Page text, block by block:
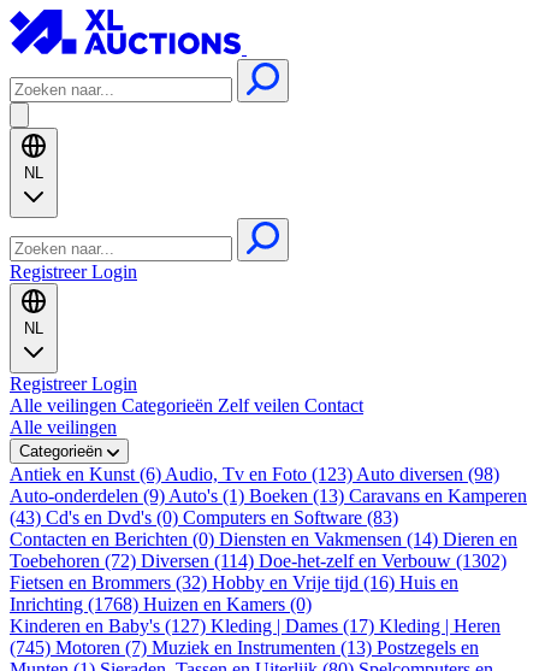
NL
RegistreerLogin
NL
RegistreerLogin
Alle veilingen Categorieën Zelf veilen Contact
Alle veilingen
Categorieën
Antiek en Kunst (6) Audio, Tv en Foto (123) Auto diversen (98)
Auto-onderdelen (9) Auto's (1) Boeken (13) Caravans en Kamperen
(43) Cd's en Dvd's (0) Computers en Software (83)
Contacten en Berichten (0) Diensten en Vakmensen (14) Dieren en
Toebehoren (72) Diversen (114) Doe-het-zelf en Verbouw (1302)
Fietsen en Brommers (32) Hobby en Vrije tijd (16) Huis en
Inrichting (1768) Huizen en Kamers (0)
Kinderen en Baby's (127) Kleding | Dames (17) Kleding | Heren
(745) Motoren (7) Muziek en Instrumenten (13) Postzegels en